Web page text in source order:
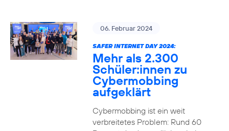
06. Februar 2024
SAFER INTERNET DAY 2024:
Mehr als 2.300
Schüler:innen zu
Cybermobbing
aufgeklärt
Cybermobbing ist ein weit
verbreitetes Problem: Rund 60